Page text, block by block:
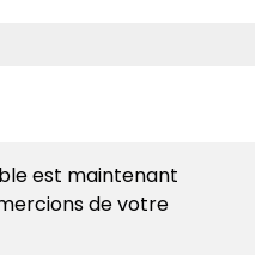
est maintenant
de votre